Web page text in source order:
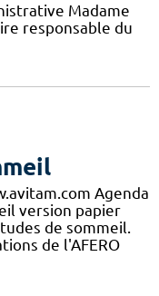
Madame
responsable du
Agenda
version papier
de sommeil.
de l'AFERO